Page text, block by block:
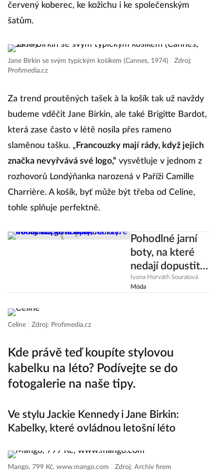
červený koberec, ke kožichu i ke společenským
šatům.
Jane Birkin se svým typickým košíkem (Cannes, 1974)
Zdroj:
Profimedia.cz
Za trend proutěných tašek à la košík tak už navždy
budeme vděčit Jane Birkin, ale také Brigitte Bardot,
která zase často v létě nosila přes rameno
slaměnou tašku. „ Francouzky mají rády, když jejich
značka nevyřvává své logo,“ vysvětluje v jednom z
rozhovorů Londýňanka narozená v Paříži Camille
Charrière. A košík, byť může být třeba od Celine,
tohle splňuje perfektně.
Pohodlné jarní
boty, na které
nedají dopustit
Francouzky.
Víme, kde je
Ivona Horváth Souralová
Móda
Celine Zdroj: Profimedia.cz
Kde právě teď koupíte stylovou
kabelku na léto? Podívejte se do
fotogalerie na naše tipy.
Ve stylu Jackie Kennedy i Jane Birkin:
Kabelky, které ovládnou letošní léto
Mango, 799 Kč, www.mango.com Zdroj: Archiv firem